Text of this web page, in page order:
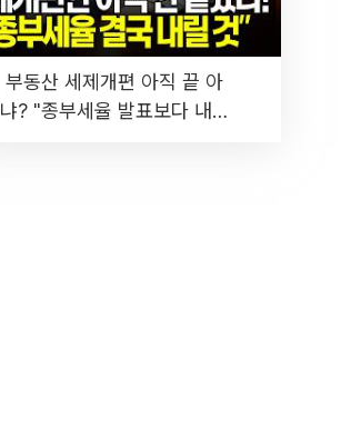
부동산 세제개편 아직 끝 아
냐? "종부세율 발표보다 내릴